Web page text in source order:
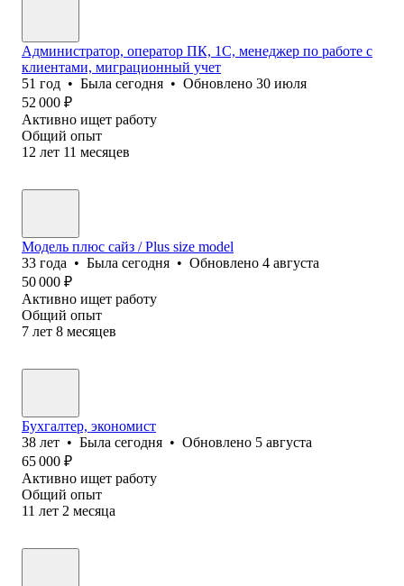
Администратор, оператор ПК, 1С, менеджер по работе с
клиентами, миграционный учет
51 год • Была сегодня • Обновлено 30 июля
52 000 ₽
Активно ищет работу
Общий опыт
12 лет 11 месяцев
Модель плюс сайз / Plus size model
33 года • Была сегодня • Обновлено 4 августа
50 000 ₽
Активно ищет работу
Общий опыт
7 лет 8 месяцев
Бухгалтер, экономист
38 лет • Была сегодня • Обновлено 5 августа
65 000 ₽
Активно ищет работу
Общий опыт
11 лет 2 месяца